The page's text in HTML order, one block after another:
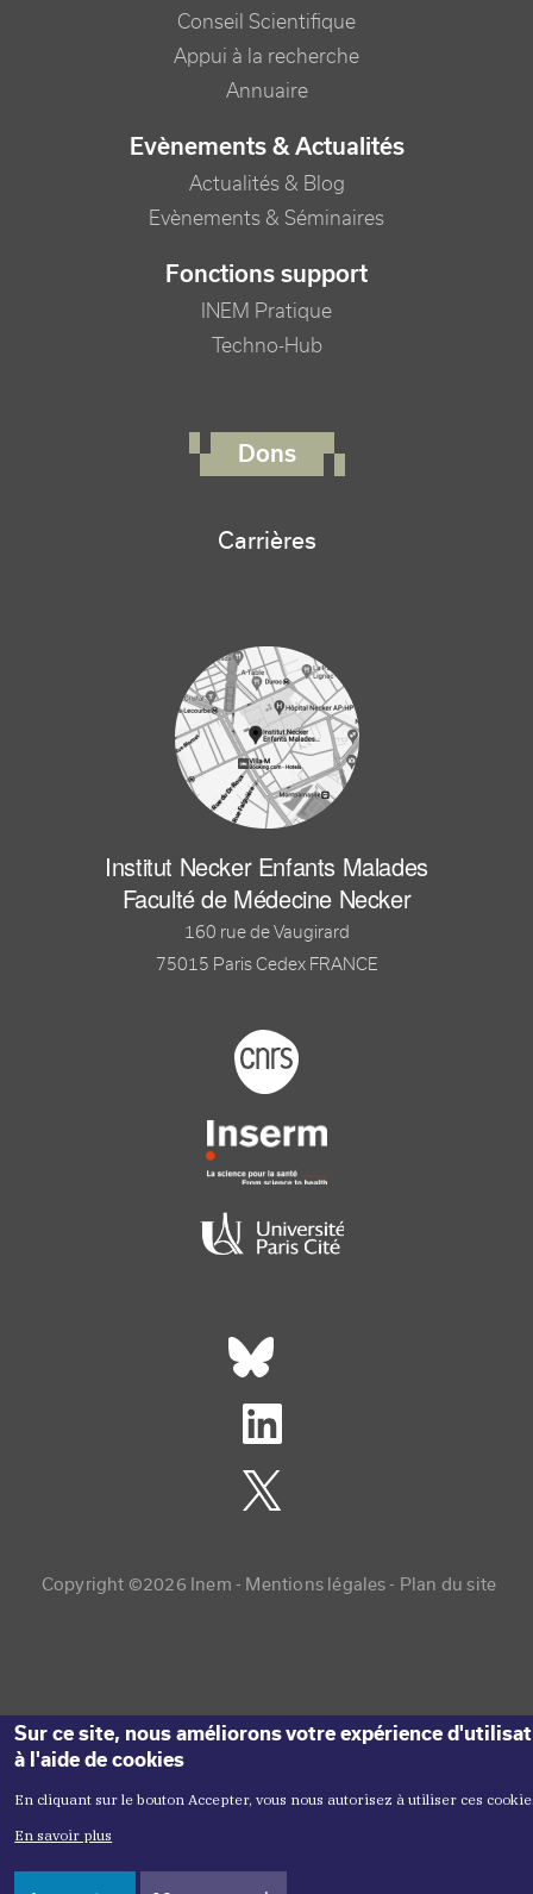
Conseil Scientifique
Appui à la recherche
Annuaire
Evènements & Actualités
Actualités & Blog
Evènements & Séminaires
Fonctions support
INEM Pratique
Techno-Hub
Dons
Carrières
Institut Necker Enfants Malades
Faculté de Médecine Necker
160 rue de Vaugirard
75015 Paris Cedex FRANCE
Footer logo tutelles
Réseaux sociaux footer
Copyright ©2026 Inem - Copyright menu
Mentions légales Plan du site
Sur ce site, nous améliorons votre expérience
à l'aide de cookies
En cliquant sur le bouton Accepter, vous nous autorisez à utiliser ces
En savoir plus